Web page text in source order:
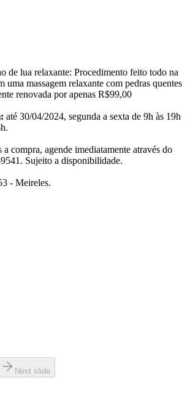
de lua relaxante: Procedimento feito todo na
uma massagem relaxante com pedras quentes
renovada por apenas R$99,00
até 30/04/2024, segunda a sexta de 9h às 19h
a compra, agende imediatamente através do
Sujeito a disponibilidade.
- Meireles.
Next slide